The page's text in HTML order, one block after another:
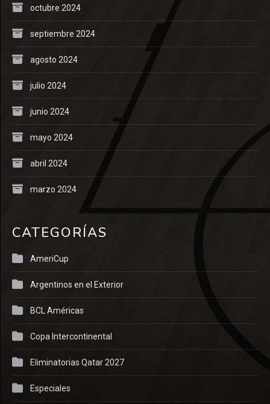
octubre 2024
septiembre 2024
agosto 2024
julio 2024
junio 2024
mayo 2024
abril 2024
marzo 2024
CATEGORÍAS
AmeriCup
Argentinos en el Exterior
BCL Américas
Copa Intercontinental
Eliminatorias Qatar 2027
Especiales